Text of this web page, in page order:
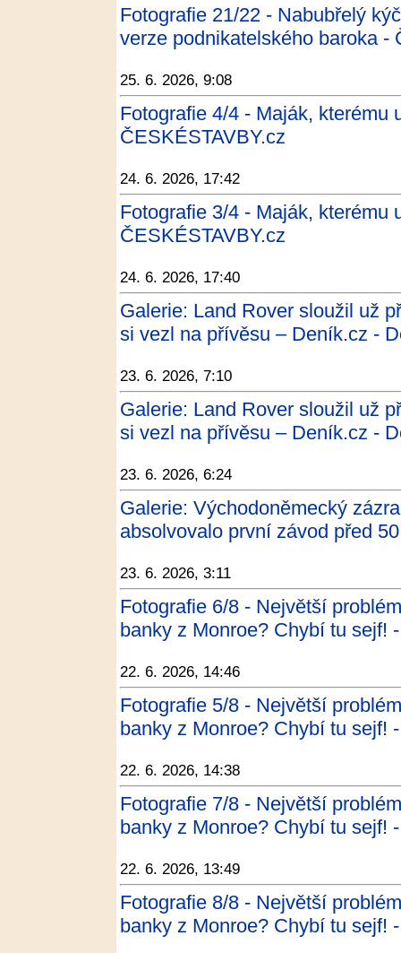
Fotografie 21/22 - Nabubřelý
verze podnikatelského baroka -
25. 6. 2026, 9:08
Fotografie 4/4 - Maják, kterému
ČESKÉSTAVBY.cz
24. 6. 2026, 17:42
Fotografie 3/4 - Maják, kterému
ČESKÉSTAVBY.cz
24. 6. 2026, 17:40
Galerie: Land Rover sloužil už
si vezl na přívěsu – Deník.cz -
23. 6. 2026, 7:10
Galerie: Land Rover sloužil už
si vezl na přívěsu – Deník.cz -
23. 6. 2026, 6:24
Galerie: Východoněmecký
absolvovalo první závod před
23. 6. 2026, 3:11
Fotografie 6/8 - Největší
banky z Monroe? Chybí tu sejf!
22. 6. 2026, 14:46
Fotografie 5/8 - Největší
banky z Monroe? Chybí tu sejf!
22. 6. 2026, 14:38
Fotografie 7/8 - Největší
banky z Monroe? Chybí tu sejf!
22. 6. 2026, 13:49
Fotografie 8/8 - Největší
banky z Monroe? Chybí tu sejf!